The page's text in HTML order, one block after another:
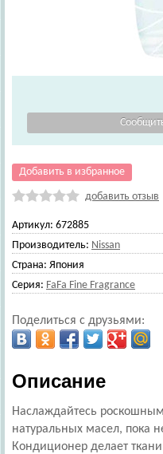
Добавить в избранное
добавить отзыв
Артикул: 672885
Производитель: Nissan
Страна: Япония
Серия: FaFa Fine Fragrance
Поделиться с друзьями:
Описание
Наслаждайтесь
натуральных масел, пока
Кондиционер делает